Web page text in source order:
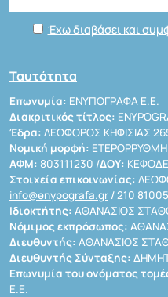
Έχω διαβάσει και
Ταυτότητα
Επωνυμία: ΕΝΥΠΟΓΡΑΦΑ Ε.Ε.
Διακριτικός τίτλος:
Έδρα: ΛΕΩΦΟΡΟΣ ΚΗΦΙΣΙΑΣ
Νομική μορφή: ΕΤΕΡΟΡΡΥΘΜΗ
ΑΦΜ: 803111230 /ΔΟΥ:
Στοιχεία επικοινωνίας:
info@enypografa.gr / 210
Ιδιοκτήτης: ΑΘΑΝΑΣΙΟΣ
Νόμιμος εκπρόσωπος:
Διευθυντής: ΑΘΑΝΑΣΙΟΣ
Διευθυντής Σύνταξης:
Επωνυμία του ονόματος
Ε.Ε.